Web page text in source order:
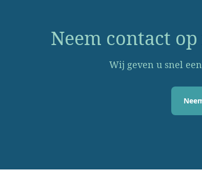
Neem contact
Wij geven u snel